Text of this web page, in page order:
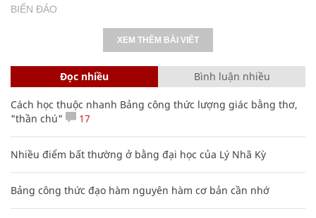
BIỂN ĐẢO
XEM THÊM BÀI VIẾT
Đọc nhiều Bình luận nhiều
Cách học thuộc nhanh Bảng công thức lượng giác bằng thơ,
"thần chú"
17
Nhiều điểm bất thường ở bằng đại học của Lý Nhã Kỳ
Bảng công thức đạo hàm nguyên hàm cơ bản cần nhớ